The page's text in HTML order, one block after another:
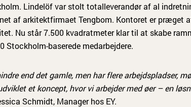
Lindelöf var stolt totalleverandør af al
af arkitektfirmaet Tengbom. Kontoret er præget
Nu står 7.500 kvadratmeter klar til at skabe
Stockholm-baserede medarbejdere.
end det gamle, men har flere arbejdspladser,
et koncept, hvor vi arbejder med øer – en
Schmidt, Manager hos EY.